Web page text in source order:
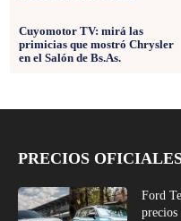
Cuyomotor TV: mirá las
primicias que mostró Chrysler
en el Salón de Bs.As.
PRECIOS
Ford
precios